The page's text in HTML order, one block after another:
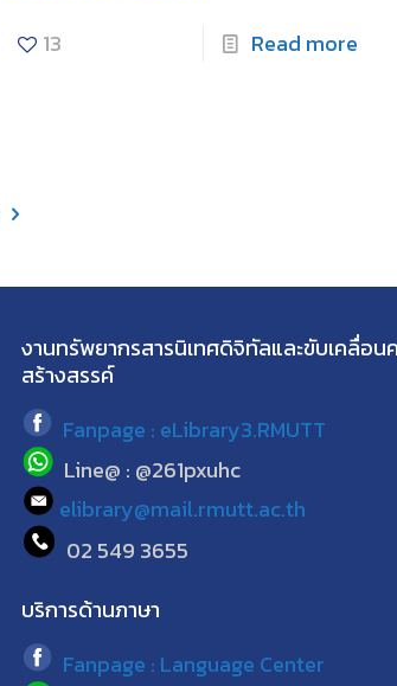
13 Read more
งานทรัพยากรสารนิเทศดิจิทัลและขับเคลื่อน
สร้างสรรค์
Fanpage : eLibrary3.RMUTT
Line@ : @261pxuhc
elibrary@mail.rmutt.ac.th
02 549 3655
บริการด้านภาษา
Fanpage : Language Center